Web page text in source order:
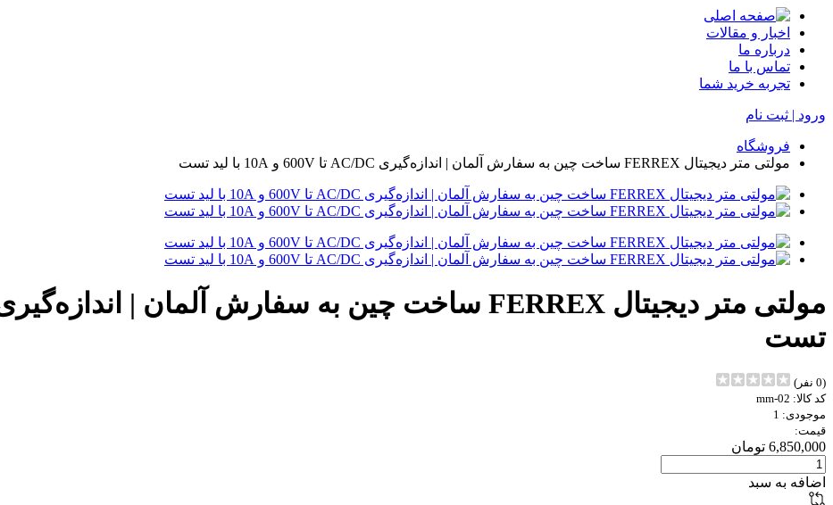
اخبار و مقالات
درباره ما
تماس با ما
تجربه خرید شما
ورود | ثبت نام
فروشگاه
مولتی متر دیجیتال FERREX ساخت چین به سفارش آلمان | اندازه‌گیری AC/DC تا 600V و 10A با لید تست
تست
(0 نفر)
کد کالا: mm-02
موجودی: 1
قیمت:
6,850,000 تومان
اضافه به سبد